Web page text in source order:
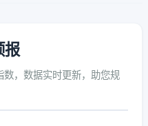
报
，数据实时更新，助您规